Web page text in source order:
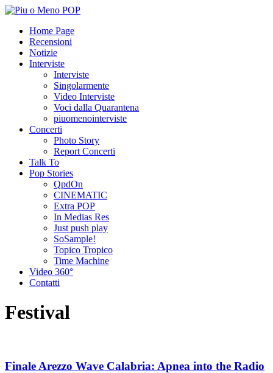
Home Page
Recensioni
Notizie
Interviste
Interviste
Singolarmente
Video Interviste
Voci dalla Quarantena
piuomenointerviste
Concerti
Photo Story
Report Concerti
Talk To
Pop Stories
QpdOn
CINEMATIC
Extra POP
In Medias Res
Just push play
SoSample!
Topico Tropico
Time Machine
Video 360°
Contatti
Festival
Finale Arezzo Wave Calabria: Apnea into the Radio